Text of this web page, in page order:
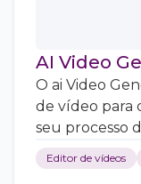
AI Video
O ai Video
de vídeo para
seu processo
Editor de vídeos